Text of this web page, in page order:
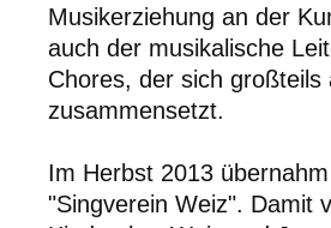
Musikerziehung an der
auch der musikalische
Chores, der sich
zusammensetzt.
Im Herbst 2013
"Singverein Weiz". Damit